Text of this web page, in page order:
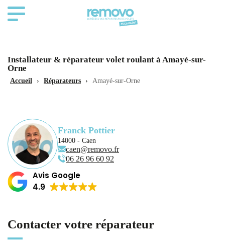
Installateur & réparateur volet roulant à Amayé-sur-
Orne
Accueil › Réparateurs › Amayé-sur-Orne
Franck Pottier
14000 - Caen
caen@removo.fr
06 26 96 60 92
Avis Google
4.9
Contacter votre réparateur